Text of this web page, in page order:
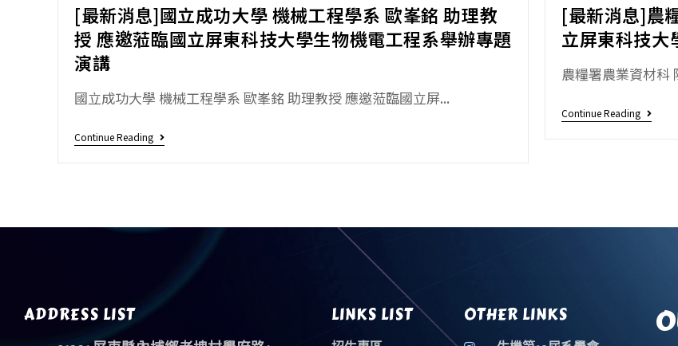
[最新消息]國立成功大學 機械工程學系 歐峯銘 助理教
授 應邀蒞臨國立屏東科技大學生物機電工程系舉辦專題
演講
國立成功大學 機械工程學系 歐峯銘 助理教授 應邀蒞臨國立屏...
Continue Reading
[最新消息]農
立屏東科技大
農糧署農業資材科
Continue Reading
ADDRESS LIST LINKS LIST OTHER LINKS